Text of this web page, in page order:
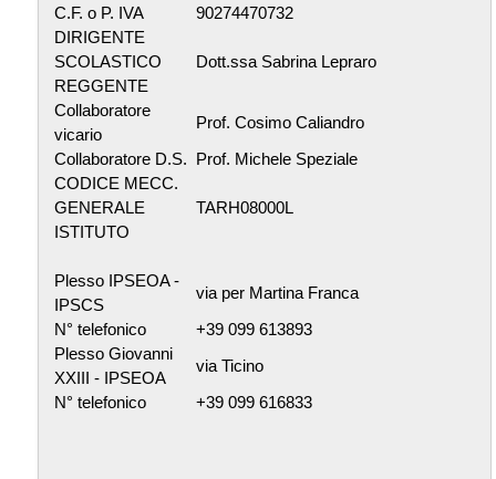
C.F. o P. IVA
90274470732
DIRIGENTE
SCOLASTICO
REGGENTE
Dott.ssa Sabrina Lepraro
Collaboratore
vicario
Prof. Cosimo Caliandro
Collaboratore D.S. Prof. Michele Speziale
CODICE MECC.
GENERALE
ISTITUTO
TARH08000L
Plesso IPSEOA -
IPSCS
via per Martina Franca
N° telefonico
+39 099 613893
Plesso Giovanni
XXIII - IPSEOA
via Ticino
N° telefonico
+39 099 616833